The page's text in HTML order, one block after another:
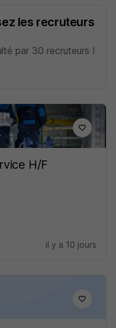
les recruteurs
par 30 recruteurs !
H/F
il y a 10 jours